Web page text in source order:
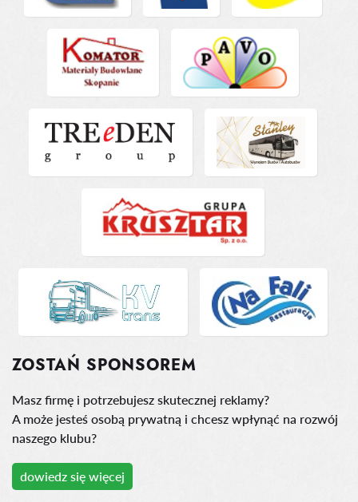
ZOSTAŃ SPONSOREM
Masz firmę i potrzebujesz skutecznej reklamy?
A może jesteś osobą prywatną i chcesz wpłynąć na rozwój
naszego klubu?
dowiedz się więcej